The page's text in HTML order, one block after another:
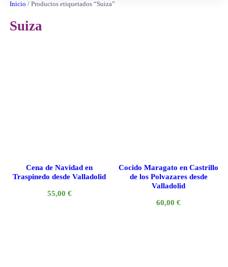
Inicio / Productos etiquetados “Suiza”
Suiza
Cena de Navidad en
Traspinedo desde Valladolid
55,00 €
Cocido Maragato en Castrillo
de los Polvazares desde
Valladolid
60,00€